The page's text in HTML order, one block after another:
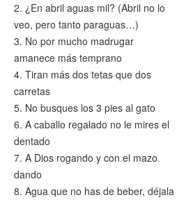
2. ¿En abril aguas mil? (Abril no lo
veo, pero tanto paraguas…)
3. No por mucho madrugar
amanece más temprano
4. Tiran más dos tetas que dos
carretas
5. No busques los 3 pies al gato
6. A caballo regalado no le mires el
dentado
7. A Dios rogando y con el mazo
dando
8. Agua que no has de beber, déjala